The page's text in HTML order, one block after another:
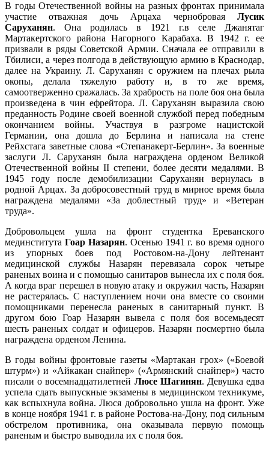
В годы Отечественной войны на разных фронтах принимала
участие отважная дочь Арцаха чернобровая Лусик
Саруханян. Она родилась в 1921 г.в селе Джанятаг
Мартакертского района Нагорного Карабаха. В 1942 г. ее
призвали в ряды Советской Армии. Сначала ее отправили в
Тбилиси, а через полгода в действующую армию в Краснодар,
далее на Украину. Л. Саруханян с оружием на плечах рыла
окопы, делала тяжелую работу и, в то же время,
самоотверженно сражалась. За храбрость на поле боя она была
произведена в чин ефрейтора. Л. Саруханян выразила свою
преданность Родине своей военной службой перед победным
окончанием войны. Участвуя в разгроме нацистской
Германии, она дошла до Берлина и написала на стене
Рейхстага заветные слова «Степанакерт-Берлин». За военные
заслуги Л. Саруханян была награждена орденом Великой
Отечественной войны II степени, более десяти медалями. В
1945 году после демобилизации Саруханян вернулась в
родной Арцах. За добросовестный труд в мирное время была
награждена медалями «За доблестный труд» и «Ветеран
труда».
Добровольцем ушла на фронт студентка Ереванского
мединститута Гоар Назарян. Осенью 1941 г. во время одного
из упорных боев под Ростовом-на-Дону лейтенант
медицинской службы Назарян перевязала сорок четыре
раненых воина и с помощью санитаров вынесла их с поля боя.
А когда враг перешел в новую атаку и окружил часть, Назарян
не растерялась. С наступлением ночи она вместе со своими
помощниками перенесла раненых в санитарный пункт. В
другом бою Гоар Назарян вывела с поля боя восемьдесят
шесть раненых солдат и офицеров. Назарян посмертно была
награждена орденом Ленина.
В годы войны фронтовые газеты «Мартакан грох» («Боевой
штурм») и «Айкакан снайпер» («Армянский снайпер») часто
писали о восемнадцатилетней Люсе Шагинян. Девушка едва
успела сдать выпускные экзамены в медицинском техникуме,
как вспыхнула война. Люся добровольно ушла на фронт. Уже
в конце ноября 1941 г. в районе Ростова-на-Дону, под сильным
обстрелом противника, она оказывала первую помощь
раненым и быстро выводила их с поля боя.